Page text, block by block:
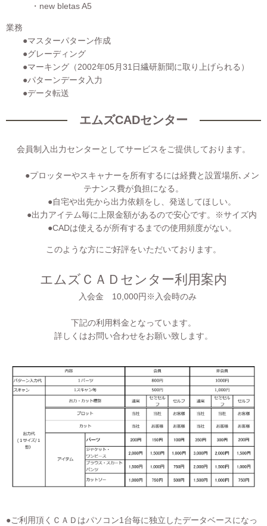
・new bletas A5
業務
●マスターパターン作成
●グレーディング
●マーキング（2002年05月31日繊研新聞に取り上げられる）
●パターンデータ入力
●データ転送
エムズCADセンター
会員制入出力センターとしてサービスをご提供しております。
●プロッターやスキャナーを所有するには経費と設置場所､メン
テナンス費が負担になる。
●自宅や出先から出力依頼をし、発送してほしい。
●出力アイテム毎に上限金額があるので安心です。※サイズ内
●CADは使えるが所有するまでの使用頻度がない。
このような方にご好評をいただいております。
エムズＣＡＤセンター利用案内
入会金 10,000円※入会時のみ
下記の利用料金となっています。
詳しくはお問い合わせをお願い致します。
●ご利用頂くＣＡＤはパソコン1台毎に独立したデータベースになっ